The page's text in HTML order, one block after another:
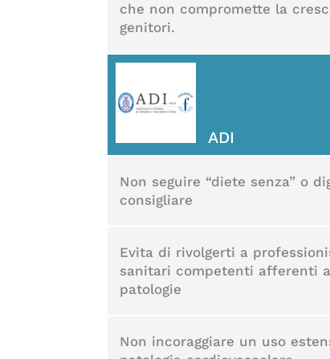
che non compromette la
genitori.
ADI
Non seguire “diete senza” o
consigliare
Evita di rivolgerti a
sanitari competenti afferenti
patologie
Non incoraggiare un uso